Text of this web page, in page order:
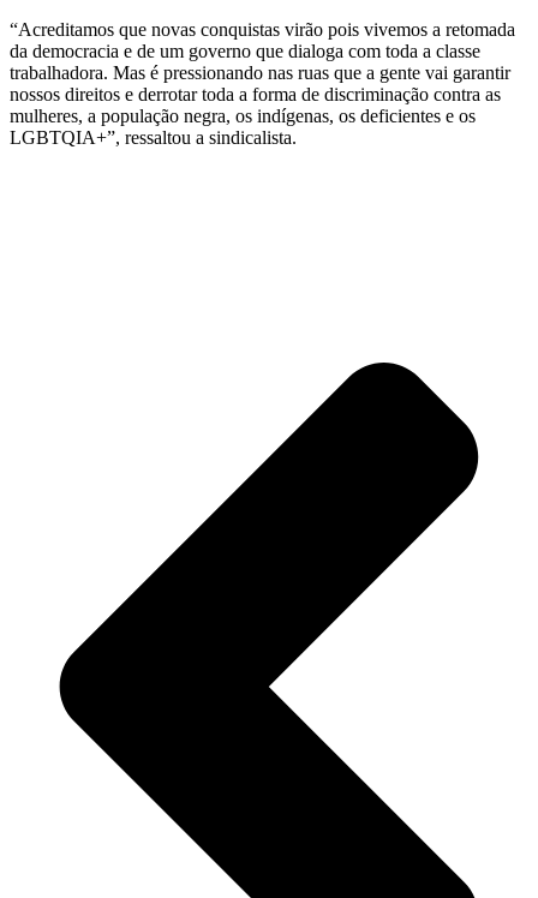
“Acreditamos que novas conquistas virão pois vivemos a retomada
da democracia e de um governo que dialoga com toda a classe
trabalhadora. Mas é pressionando nas ruas que a gente vai garantir
nossos direitos e derrotar toda a forma de discriminação contra as
mulheres, a população negra, os indígenas, os deficientes e os
LGBTQIA+”, ressaltou a sindicalista.